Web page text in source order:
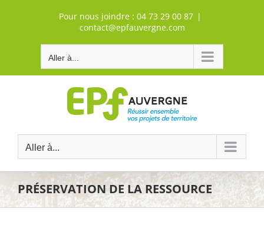
Pour nous joindre : 04 73 29 00 87 |
contact@epfauvergne.com
Aller à...
Aller à...
PRÉSERVATION DE LA RESSOURCE